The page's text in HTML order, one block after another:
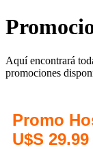
Aquí encontrará
promociones
Promo
U$S